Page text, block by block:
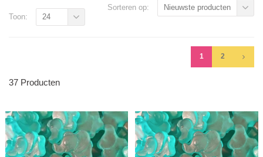
Sorteren op: Nieuwste producten
1 2
Toon: 24
37 Producten